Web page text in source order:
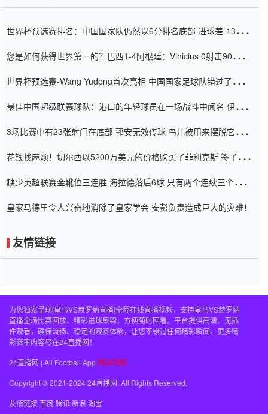
世界杯预选赛排名：中国国家队仍然以6分排名底部 进球差-13令人
您是如何获得世界第一的？巴西1-4阿根廷：Vinicius 0射击90分钟
世界杯预选赛-Wang Yudong首次亮相 中国国家足球队错过了世界
最佳中国超级联赛球队：港口的年轻球员在一场战斗中闻名 伊万放
3场比赛中有23张射门在底部 郭安无效传球 鸟儿被用来摆脱它
花钱找麻烦！切尔西以5200万美元的价格购买了菲利克斯 签了7年
缺少英超联赛金靴位三连胜 海拉德落后6球 只有两个连续三个连续
皇家马德里令人兴奋地消除了皇家学会 安彭负责造成巨大的灾难！
友情链接
为您独家呈现[皇马VS赫罗纳直播]全程在线直播视频，支持皇马VS赫罗纳
直播全场比赛回放、精彩进球集锦，方便随时回看。平台提供高清、无插
件观看，确保流畅、稳定的观赛体验，让您不错过任何精彩瞬间。更多精
彩赛事内容尽在24直播网！
24直播网 | All Football App 网站地图
Copyright © 2021-2024 24直播网. All Rights Reserved.
友情链接百度腾讯新浪 淘宝